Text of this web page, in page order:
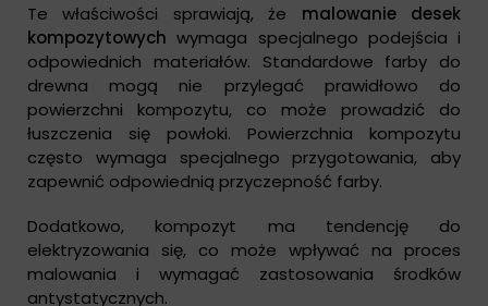
Te właściwości sprawiają, że malowanie desek
kompozytowych wymaga specjalnego podejścia i
odpowiednich materiałów. Standardowe farby do
drewna mogą nie przylegać prawidłowo do
powierzchni kompozytu, co może prowadzić do
łuszczenia się powłoki. Powierzchnia kompozytu
często wymaga specjalnego przygotowania, aby
zapewnić odpowiednią przyczepność farby.
Dodatkowo, kompozyt ma tendencję do
elektryzowania się, co może wpływać na proces
malowania i wymagać zastosowania środków
antystatycznych.